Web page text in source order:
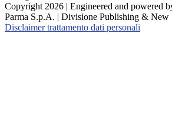
Copyright 2026 | Engineered and powered
Parma S.p.A. | Divisione Publishing & New
Disclaimer trattamento dati personali